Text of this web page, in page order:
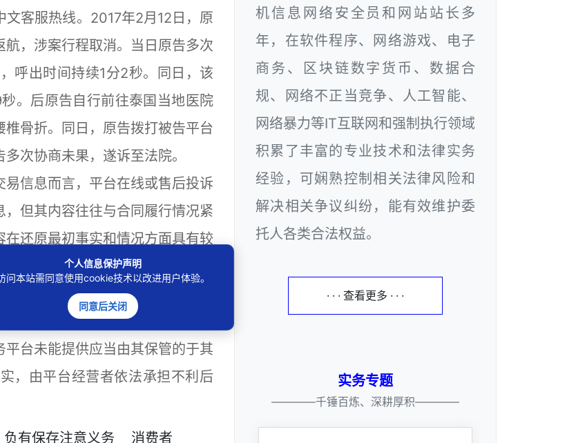
客服热线。2017年2月12日，原
，涉案行程取消。当日原告多次
呼出时间持续1分2秒。同日，该
。后原告自行前往泰国当地医院
骨折。同日，原告拨打被告平台
次协商未果，遂诉至法院。
信息而言，平台在线或售后投诉
但其内容往往与合同履行情况紧
还原最初事实和情况方面具有较
商务法》第三十一条有关信息保
人从不诚信的行为中获利，并最
子商务平台就售后投诉记录等相
台未能提供应当由其保管的于其
，由平台经营者依法承担不利后
负有保存注意义务 消费者
机信息网络安全员和网站站长多
年，在软件程序、网络游戏、电子
商务、区块链数字货币、数据合
规、网络不正当竞争、人工智能、
网络暴力等IT互联网和强制执行领域
积累了丰富的专业技术和法律实务
经验，可娴熟控制相关法律风险和
解决相关争议纠纷，能有效维护委
托人各类合法权益。
· · · 查看更多 · · ·
实务专题
————千锤百炼、深耕厚积————
个人信息保护声明
问本站需同意使用cookie技术以改进用户体验。
同意后关闭